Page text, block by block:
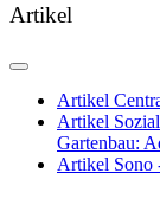
Artikel
Artikel
Artikel
Gartenbau:
Artikel Sono